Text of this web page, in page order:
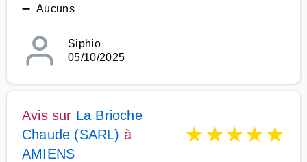
➖ Aucuns
Siphio
05/10/2025
Avis sur La Brioche
Chaude (SARL) à
AMIENS
★★★★★